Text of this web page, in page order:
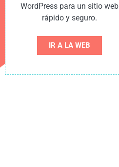
WordPress para un sitio web
rápido y seguro.
IR A LA WEB